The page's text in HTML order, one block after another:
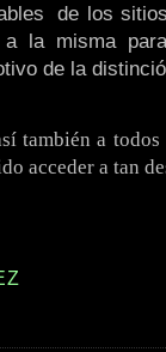
.de los
la misma
de la
también a
acceder a tan